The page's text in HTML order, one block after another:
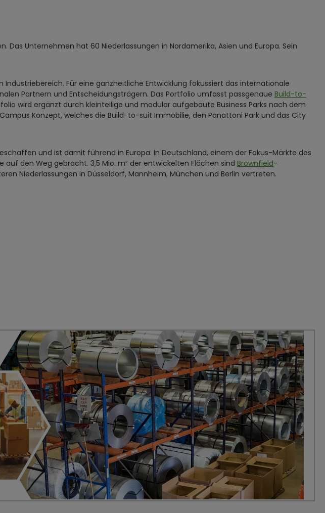
Unternehmen hat 60 Niederlassungen in Nordamerika, Asien und Europa. Sein
Für eine ganzheitliche Entwicklung fokussiert das internationale
Partnern und Entscheidungsträgern. Das Portfolio umfasst passgenaue Build-to-
wird ergänzt durch kleinteilige und modular aufgebaute Business Parks nach dem
Konzept, welches die Build-to-suit Immobilie, den Panattoni Park und das City
und ist damit führend in Europa. In Deutschland, einem der Fokus-Märkte des
den Weg gebracht. 3,5 Mio. m² der entwickelten Flächen sind Brownfield-
Niederlassungen in Düsseldorf, Mannheim, München und Berlin vertreten.